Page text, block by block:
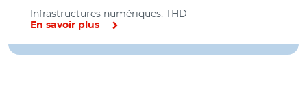
Infrastructures numériques, THD
En savoir plus